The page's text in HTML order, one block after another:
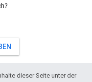
dieser Seite unter der